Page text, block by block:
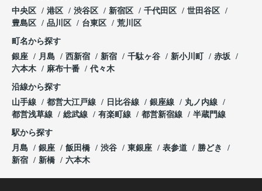
中央区
港区 渋谷区 新宿区 千代田区
世田谷区
豊島区
品川区 台東区 荒川区
町名から探す
銀座
月島 西新宿 新宿 千駄ヶ谷 新小川町
赤坂
六本木
麻布十番 代々木
沿線から探す
山手線
都営大江戸線 日比谷線 銀座線
丸ノ内線
都営浅草線
総武線 有楽町線 都営新宿線 半蔵門線
駅から探す
月島
銀座 飯田橋 渋谷 東銀座 表参道
勝どき
新宿
新橋 六本木